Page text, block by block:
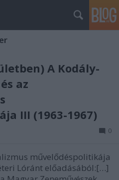
A Kodály-
az
III (1963-1967)
0
művelődéspolitikája
Lóránt előadásából:[…]